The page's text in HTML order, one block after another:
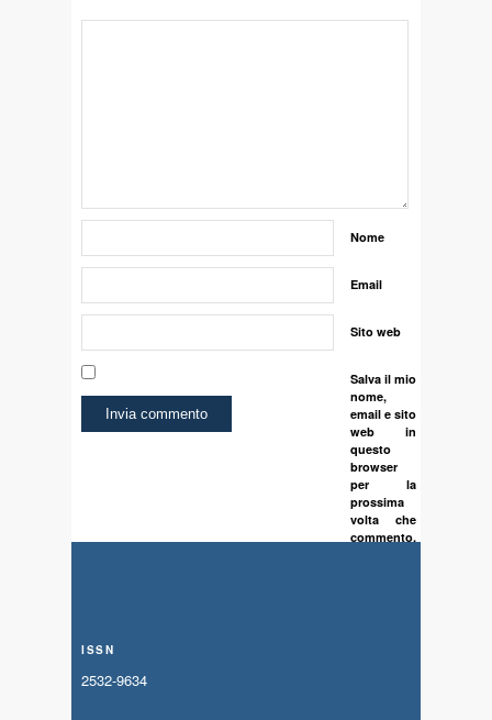
Nome
Email
Sito web
Salva il mio
nome,
email e sito
web in
questo
browser
per la
prossima
volta che
commento.
ISSN
2532-9634